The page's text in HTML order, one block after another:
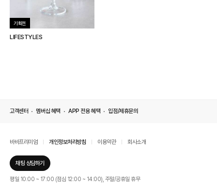
기획전
LIFESTYLES
고객센터 멤버십 혜택 APP 전용 혜택 입점/제휴문의
바바프리미엄 개인정보처리방침 이용약관 회사소개
채팅 상담하기
평일 10:00 ~ 17:00 (점심 12:00 ~ 14:00), 주말/공휴일 휴무